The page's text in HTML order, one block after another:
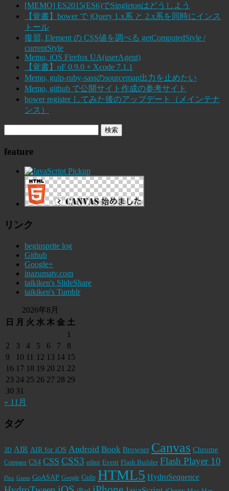
[MEMO] ES2015(ES6)でSingletonはどうしよう
【覚書】bower で jQuery 1.x系 と 2.x系を同時にインス
トール
復習, Element の CSS値を調べる getComputedStyle /
currentStyle
Memo, iOS Firefox UA(userAgent)
【覚書】oF 0.9.0 + Xcode 7.1.1
Memo, gulp-ruby-sassのsourcemap出力を止めたい
Memo, github で公開サイト作成の参考サイト
bower register してみた後のアップデート（メインテナ
ンス）
feature
リンク
beginsprite log
Github
Google+
inazumatv.com
taikiken's SlideShare
taikiken's Tumblr
2026年8月
日
月 火 水 木 金 土
1
2
3 4 5 6 7
8
9
10 11 12 13 14 15
16 17 18 19 20 21 22
23 24 25 26 27 28 29
30 31
« 11月
タグ
3D AIR AIR for iOS Android Book Browser Canvas Chrome
Compass CS4 CSS CSS3 editor Event Flash Builder Flash Player 10
Flex Game GoASAP Google Gulp HTML5 HydroSequence